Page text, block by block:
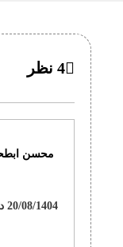
4 نظر
محسن
20/08/1404 در 22:36